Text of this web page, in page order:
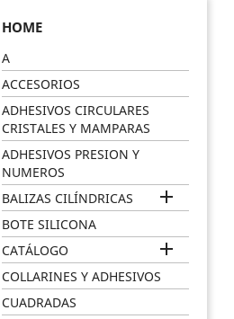
HOME
A
ACCESORIOS
ADHESIVOS CIRCULARES
CRISTALES Y MAMPARAS
ADHESIVOS PRESION Y
NUMEROS
BALIZAS CILÍNDRICAS

BOTE SILICONA
CATÁLOGO

COLLARINES Y ADHESIVOS
CUADRADAS